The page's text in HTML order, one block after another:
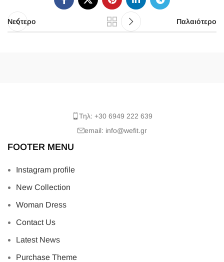
Νεότερο Παλαιότερο
Τηλ: +30 6949 222 639
email: info@wefit.gr
FOOTER MENU
Instagram profile
New Collection
Woman Dress
Contact Us
Latest News
Purchase Theme